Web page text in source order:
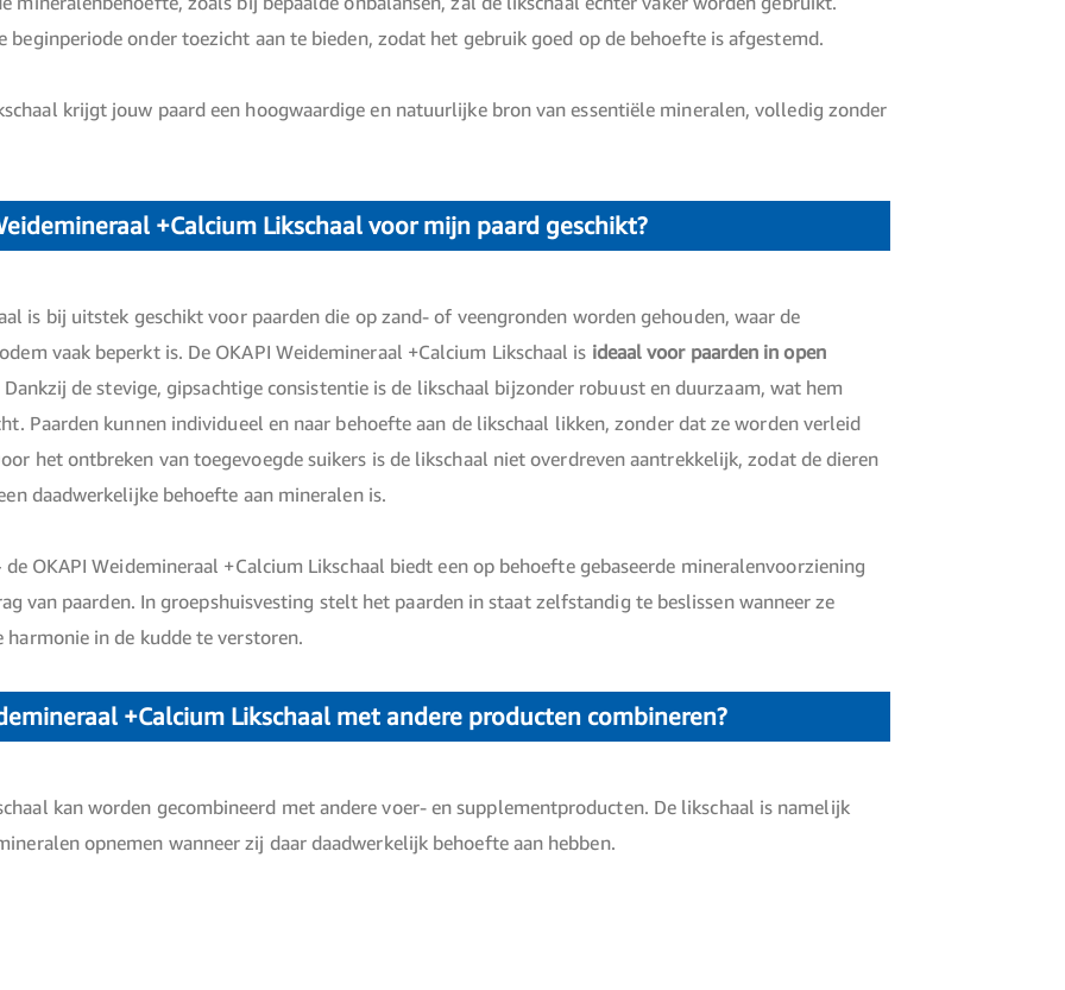
beginperiode onder toezicht aan te bieden, zodat het gebruik goed op de behoefte is afgestemd.
krijgt jouw paard een hoogwaardige en natuurlijke bron van essentiële mineralen, volledig zonder
+Calcium Likschaal voor mijn paard geschikt?
is bij uitstek geschikt voor paarden die op zand- of veengronden worden gehouden, waar de
vaak beperkt is. De OKAPI Weidemineraal +Calcium Likschaal is ideaal voor paarden in open
Dankzij de stevige, gipsachtige consistentie is de likschaal bijzonder robuust en duurzaam, wat hem
Paarden kunnen individueel en naar behoefte aan de likschaal likken, zonder dat ze worden verleid
het ontbreken van toegevoegde suikers is de likschaal niet overdreven aantrekkelijk, zodat de dieren
daadwerkelijke behoefte aan mineralen is.
OKAPI Weidemineraal +Calcium Likschaal biedt een op behoefte gebaseerde mineralenvoorziening
van paarden. In groepshuisvesting stelt het paarden in staat zelfstandig te beslissen wanneer ze
in de kudde te verstoren.
+Calcium Likschaal met andere producten combineren?
kan worden gecombineerd met andere voer- en supplementproducten. De likschaal is namelijk
opnemen wanneer zij daar daadwerkelijk behoefte aan hebben.